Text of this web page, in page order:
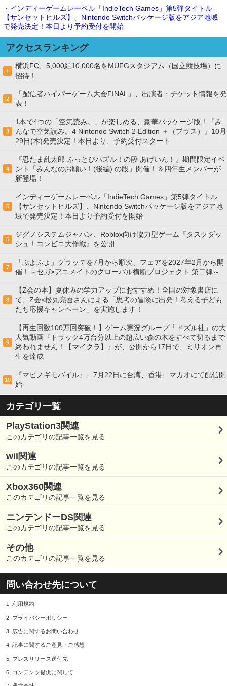
・インディーゲームレーベル「IndieTech Games」第5弾タイトル
【サンセットヒルズ】、Nintendo Switchパッケージ版をアジア地域
で発売決定！本日より予約受付を開始
アクセスランキング
1
横浜FC、5,000組10,000名をMUFGスタジアム（国立競技場）に
招待！
2
「配信者ハイパーゲーム大会FINAL」、出演者・チケット情報を発
表！
3
1本で4つの「空気読み。」が楽しめる、豪華パッケージ版！『み
んなで空気読み。4 Nintendo Switch 2 Edition ＋（プラス）』10月
29日(木)発売決定！本日より、予約受付スタート
4
『忍たま乱太郎 ふっとびパズル！の段 あげいん！』期間限定イベ
ント「みんなのお願い！(後編) の段」開催！＆四年生メンバーが
新登場！
5
インディーゲームレーベル「IndieTech Games」第5弾タイトル
【サンセットヒルズ】、Nintendo Switchパッケージ版をアジア地
域で発売決定！本日より予約受付を開始
6
ジグノシステムジャパン、Roblox向け協力型ゲーム『タスクダッ
シュ！コンビニ大作戦』を公開
7
「ぷよぷよ」グラッテを7月から順次、フェアを2027年2月から開
催！～セガ×アニメイトのグローバル横断プロジェクト 第二弾～
8
【Z会の本】夏休みの学力アップにおすすめ！全国の対象書店に
て、Z会×松丸亮吾さんによる「思考の冒険に出発！考える子ども
たち応援キャンペーン」を実施します！
9
【再生回数100万回突破！】ゲーム実況グループ「ドズル社」の大
人気動画『トラック4万台分以上の超広い森の木をすべて切るまで
終われません！【マイクラ】』が、公開から17日で、ミリオン再
生を達成
10
『マビノギモバイル』、7月22日に台湾、香港、マカオにて配信開
始
カテゴリ一覧
PlayStation3関連
このカテゴリの記事一覧を見る
wii関連
このカテゴリの記事一覧を見る
Xbox360関連
このカテゴリの記事一覧を見る
ニンテンドーDS関連
このカテゴリの記事一覧を見る
その他
このカテゴリの記事一覧を見る
問い合わせ先について
1. 利用規約
2. プライバシーポリシー
3. 広告に関するお問い合わせ
4. 記事に関するご意見・ご感想
5. プレスリリース送付先
6. コンテンツ提供に関して